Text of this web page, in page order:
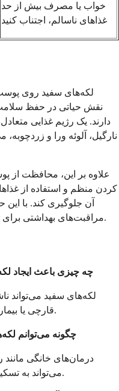
خواب یا مصرف بیش از حد
غذاهای ناسالم، اجتناب کنید
لکه‌های سفید روی پوست
دارند. یک رژیم غذایی
نارگیل، آلوئه ورا و
علاوه بر این، محافظت از
کردن منظم و استفاده از
آن جلوگیری کند. با
مراقبت‌های بهداشتی برای تشخیص و درمان مناسب بررسی شوند.
چه چیزی باعث ایجاد
لکه‌های سفید می‌تواند
قارچی یا بیماری‌های پوستی مانند ویتیلیگو باشد.
چگونه می‌توانم
درمان‌های خانگی مانند
می‌تواند به تسکین و بهبود لکه‌های سفید کمک کند.